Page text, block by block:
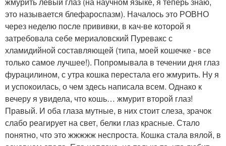
это называется блефароспазм). Началось это РОВНО
через неделю после прививки, в кач-ве которой я
затребовала себе мериаловский Пуревакс с
хламидийной составляющей (типа, моей кошечке - все
только самое лучшее!). Попромывала в течении дня глаз
фурацилином, с утра кошка перестала его жмурить. Ну я
и успокоилась, о чем здесь написала всем. Однако к
вечеру я увидела, что кошь… жмурит второй глаз!
Правый. И оба глаза мутные, в них стоит слеза, зрачок
слабо реагирует на свет, белки глаз красные. Стало
понятно, что это жжжжж неспроста. Кошка стала вялой, в